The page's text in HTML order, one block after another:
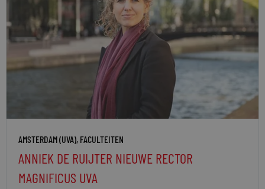
AMSTERDAM (UVA), FACULTEITEN
ANNIEK DE RUIJTER NIEUWE RECTOR
MAGNIFICUS UVA